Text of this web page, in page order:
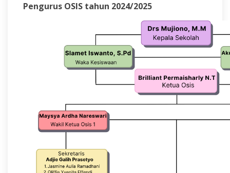
Pengurus OSIS tahun 2024/2025